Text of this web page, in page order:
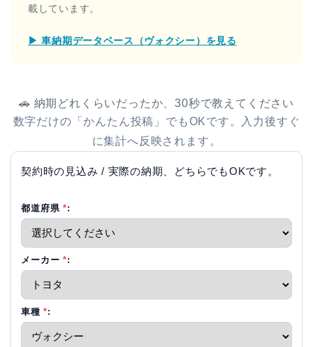
載しています。
▶ 車納期データベース（ヴォクシー）を見る
🚗 納期どれくらいだったか、30秒で教えてください
数字だけの「かんたん投稿」でもOKです。入力後すぐ
に集計へ反映されます。
契約時の見込み / 実際の納期、どちらでもOKです。
都道府県 *:
メーカー *:
車種 *: